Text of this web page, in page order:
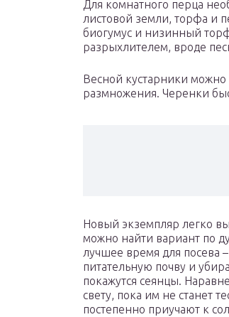
Для комнатного перца
листовой земли, торфа и
биогумус и низинный
разрыхлителем, вроде
Весной кустарники
размножения. Черенки
Новый экземпляр легко
можно найти вариант по
лучшее время для посева
питательную почву и
покажутся сеянцы.
свету, пока им не станет
постепенно приучают к